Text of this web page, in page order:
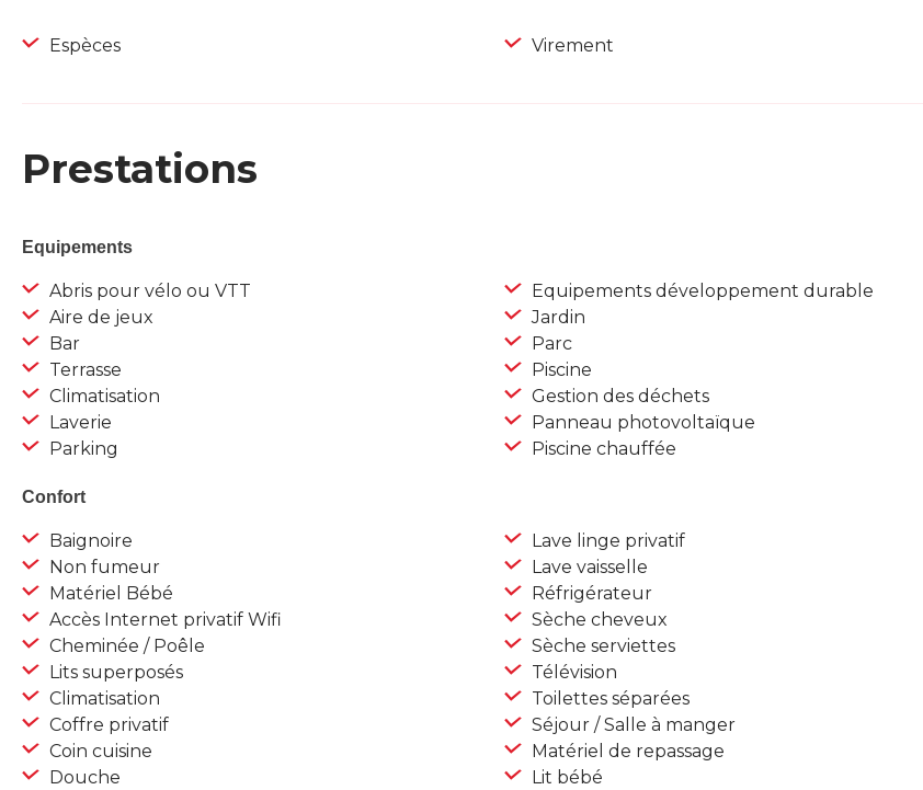
Espèces Virement
Prestations
Equipements
Abris pour vélo ou VTT
Aire de jeux
Bar
Terrasse
Climatisation
Laverie
Parking
Equipements développement durable
Jardin
Parc
Piscine
Gestion des déchets
Panneau photovoltaïque
Piscine chauffée
Confort
Baignoire
Non fumeur
Matériel Bébé
Accès Internet privatif Wifi
Cheminée / Poêle
Lits superposés
Climatisation
Coffre privatif
Coin cuisine
Douche
Lave linge privatif
Lave vaisselle
Réfrigérateur
Sèche cheveux
Sèche serviettes
Télévision
Toilettes séparées
Séjour / Salle à manger
Matériel de repassage
Lit bébé